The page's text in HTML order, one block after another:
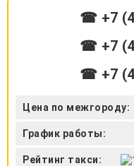
☎ +7
☎ +7
☎ +7
Цена по межгороду:
График работы:
Рейтинг такси: